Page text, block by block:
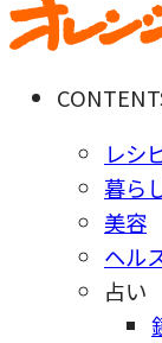
レシ
暮ら
美容
ヘル
占い